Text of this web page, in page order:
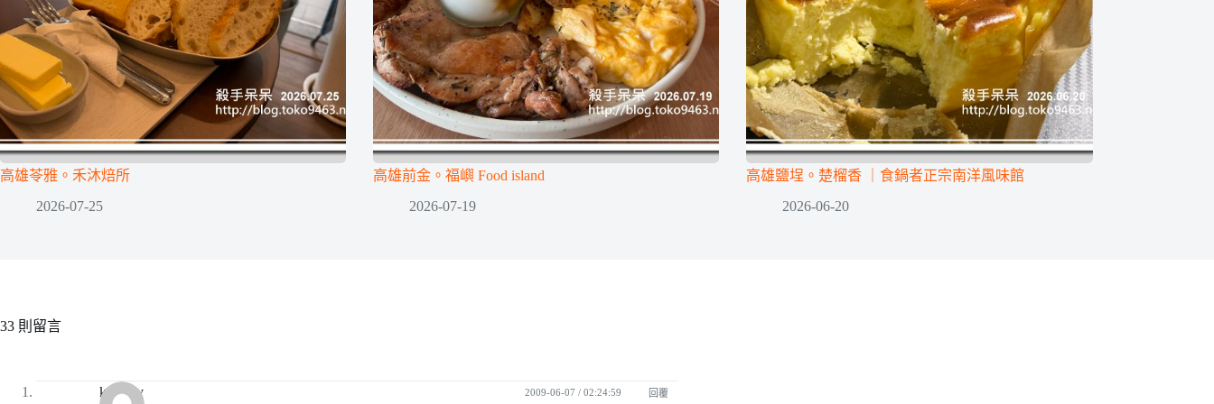
高雄苓雅。禾沐焙所
2026-07-25
高雄前金。福嶼 Food island
2026-07-19
高雄鹽埕。楚榴香 ｜食鍋者正宗南洋風味館
2026-06-20
33 則留言
kawaey 2009-06-07 / 02:24:59 回覆